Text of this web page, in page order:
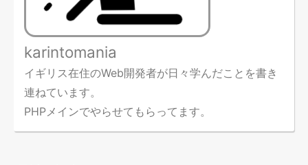
karintomania
イギリス在住のWeb開発者が日々学んだことを書き
連ねています。
PHPメインでやらせてもらってます。